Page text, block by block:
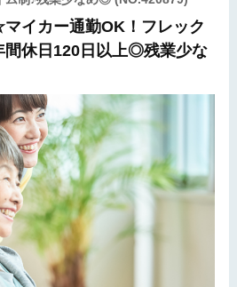
イカー通勤OK！フレック
休日120日以上◎残業少な